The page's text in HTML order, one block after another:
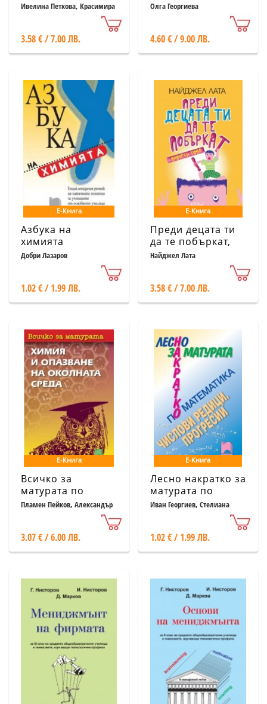
проектен
Ивелина Петкова, Красимира
3.58 € / 7.00 ЛВ.
Олга Георгиева
4.60 € / 9.00 ЛВ.
Е-Книга
Азбука на
химията
Добри Лазаров
1.02 € / 1.99 ЛВ.
Е-Книга
Преди децата ти
да те побъркат,
прочети това!
Найджел Лата
3.58 € / 7.00 ЛВ.
Е-Книга
Всичко за
матурата по
химия и опазване
на околната среда
Пламен Пейков, Александър
Златков, Людмила Михова,
3.07 € / 6.00 ЛВ.
Е-Книга
Лесно накратко за
матурата по
математика,
числови редици,
Иван Георгиев, Стелиана
1.02 € / 1.99 ЛВ.